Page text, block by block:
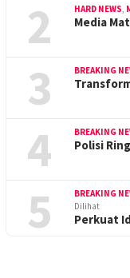
2 HARD NEWS,
Media
3 BREAKING
4 BREAKING
Polisi
5 BREAKING
Dilihat
Perkuat